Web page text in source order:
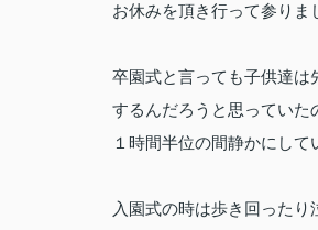
お休みを頂き行って参りま
卒園式と言っても子供達は
するんだろうと思っていた
１時間半位の間静かにして
入園式の時は歩き回った